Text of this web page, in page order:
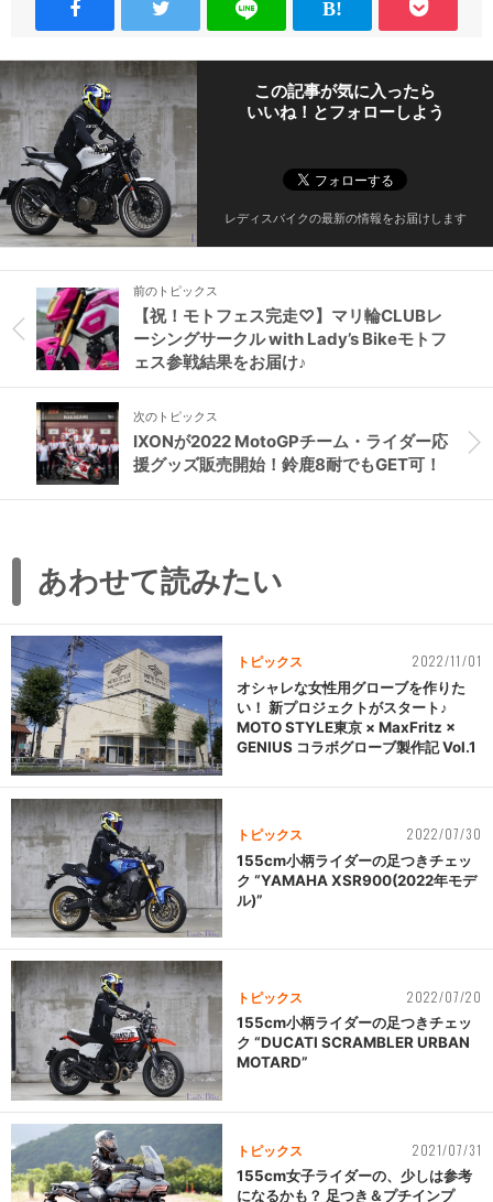
この記事が気に入ったら
いいね！とフォローしよう
レディスバイクの最新の情報をお届けします
前のトピックス
【祝！モトフェス完走♡】マリ輪CLUBレ
ーシングサークル with Lady’s Bikeモトフ
ェス参戦結果をお届け♪
次のトピックス
IXONが2022 MotoGPチーム・ライダー応
援グッズ販売開始！鈴鹿8耐でもGET可！
あわせて読みたい
トピックス 2022/11/01
オシャレな女性用グローブを作りた
い！ 新プロジェクトがスタート♪
MOTO STYLE東京 × MaxFritz ×
GENIUS コラボグローブ製作記 Vol.1
トピックス 2022/07/30
155cm小柄ライダーの足つきチェッ
ク “YAMAHA XSR900(2022年モデ
ル)”
トピックス 2022/07/20
155cm小柄ライダーの足つきチェッ
ク “DUCATI SCRAMBLER URBAN
MOTARD”
トピックス 2021/07/31
155cm女子ライダーの、少しは参考
になるかも？ 足つき＆プチインプ